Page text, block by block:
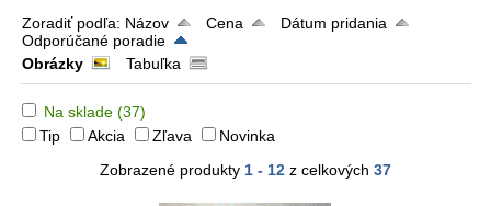
Zoradiť podľa: Názov Cena
Dátum pridania
Odporúčané poradie
Obrázky
Tabuľka
Na sklade (37)
Tip
Akcia Zľava
Novinka
Zobrazené produkty 1 - 12 z celkových 37